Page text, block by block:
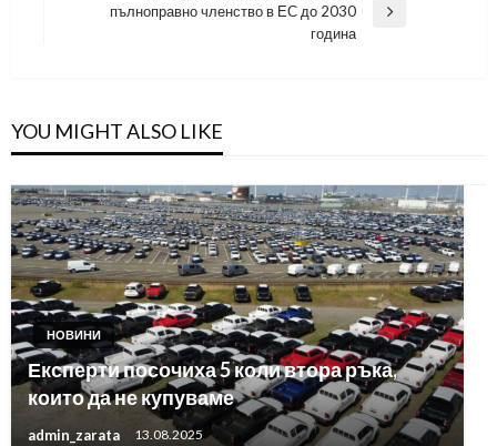
пълноправно членство в ЕС до 2030
година
YOU MIGHT ALSO LIKE
НОВИНИ
Експерти посочиха 5 коли втора ръка,
които да не купуваме
admin_zarata 13.08.2025